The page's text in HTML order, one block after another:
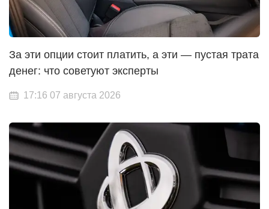
За эти опции стоит платить, а эти — пустая трата
денег: что советуют эксперты
17:16 07 августа 2026